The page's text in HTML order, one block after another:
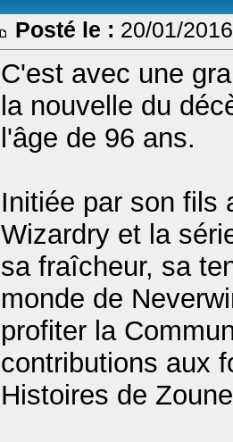
Posté le : 20/01/
C'est avec une
la nouvelle du
l'âge de 96 ans.
Initiée par son fils
Wizardry et la
sa fraîcheur, sa
monde de
profiter la
contributions aux
Histoires de